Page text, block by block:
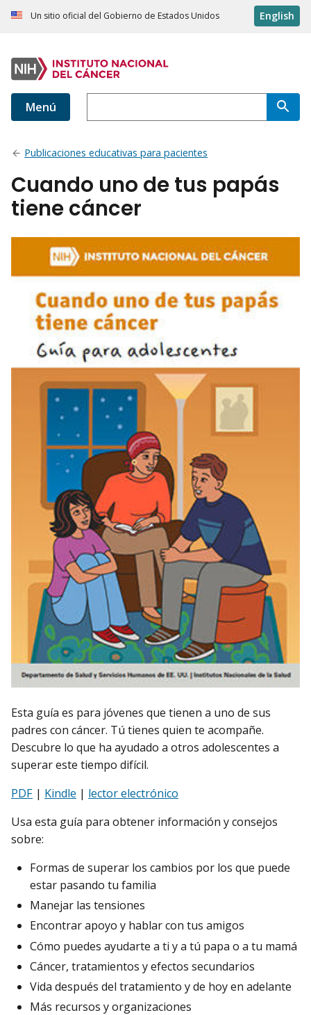
Un sitio oficial del Gobierno de Estados Unidos English
Menú
Publicaciones educativas para pacientes
Cuando uno de tus papás
tiene cáncer
Esta guía es para jóvenes que tienen a uno de sus
padres con cáncer. Tú tienes quien te acompañe.
Descubre lo que ha ayudado a otros adolescentes a
superar este tiempo difícil.
PDF | Kindle | lector electrónico
Usa esta guía para obtener información y consejos
sobre:
Formas de superar los cambios por los que puede
estar pasando tu familia
Manejar las tensiones
Encontrar apoyo y hablar con tus amigos
Cómo puedes ayudarte a ti y a tú papa o a tu mamá
Cáncer, tratamientos y efectos secundarios
Vida después del tratamiento y de hoy en adelante
Más recursos y organizaciones